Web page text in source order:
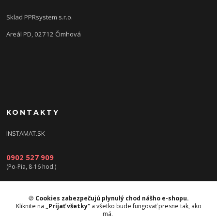
Sklad PPRsystem s.r.o.
Areál PD, 02712 Čimhová
KONTAKTY
INSTAMAT.SK
0902 527 909
(Po-Pia, 8-16 hod.)
info@instamat.sk
🍪 Cookies zabezpečujú plynulý chod nášho e-shopu.
Kliknite na „Prijať všetky“a všetko bude fungovať presne tak, ako
má.